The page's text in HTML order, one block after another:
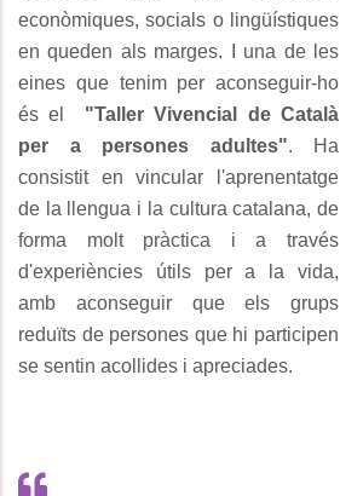
econòmiques, socials o lingüístiques
en queden als marges. I una de les
eines que tenim per aconseguir-ho
és el "Taller Vivencial de Català
per a persones adultes". Ha
consistit en vincular l'aprenentatge
de la llengua i la cultura catalana, de
forma molt pràctica i a través
d'experiències útils per a la vida,
amb aconseguir que els grups
reduïts de persones que hi participen
se sentin acollides i apreciades.